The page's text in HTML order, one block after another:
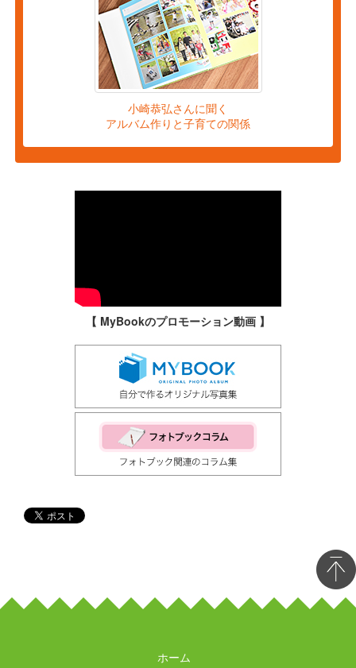
小崎恭弘さんに聞く
アルバム作りと子育ての関係
【 MyBookのプロモーション動画 】
ホーム